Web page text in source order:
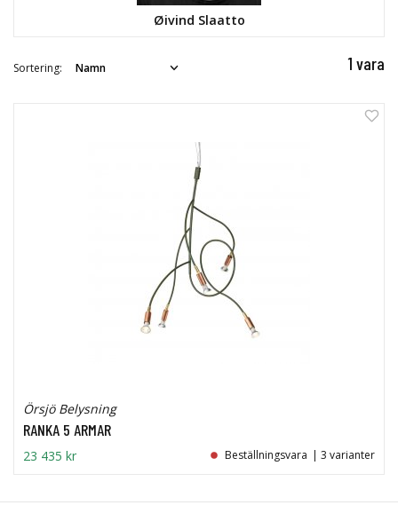
Øivind Slaatto
1 vara
Sortering:
Örsjö Belysning
RANKA 5 ARMAR
23 435 kr Beställningsvara | 3 varianter